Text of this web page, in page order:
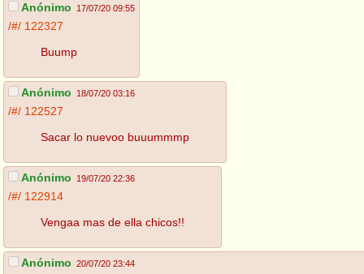
Anónimo 17/07/20 09:55
/#/ 122327
Buump
Anónimo 18/07/20 03:16
/#/ 122527
Sacar lo nuevoo buuummmp
Anónimo 19/07/20 22:36
/#/ 122914
Vengaa mas de ella chicos!!
Anónimo 20/07/20 23:44